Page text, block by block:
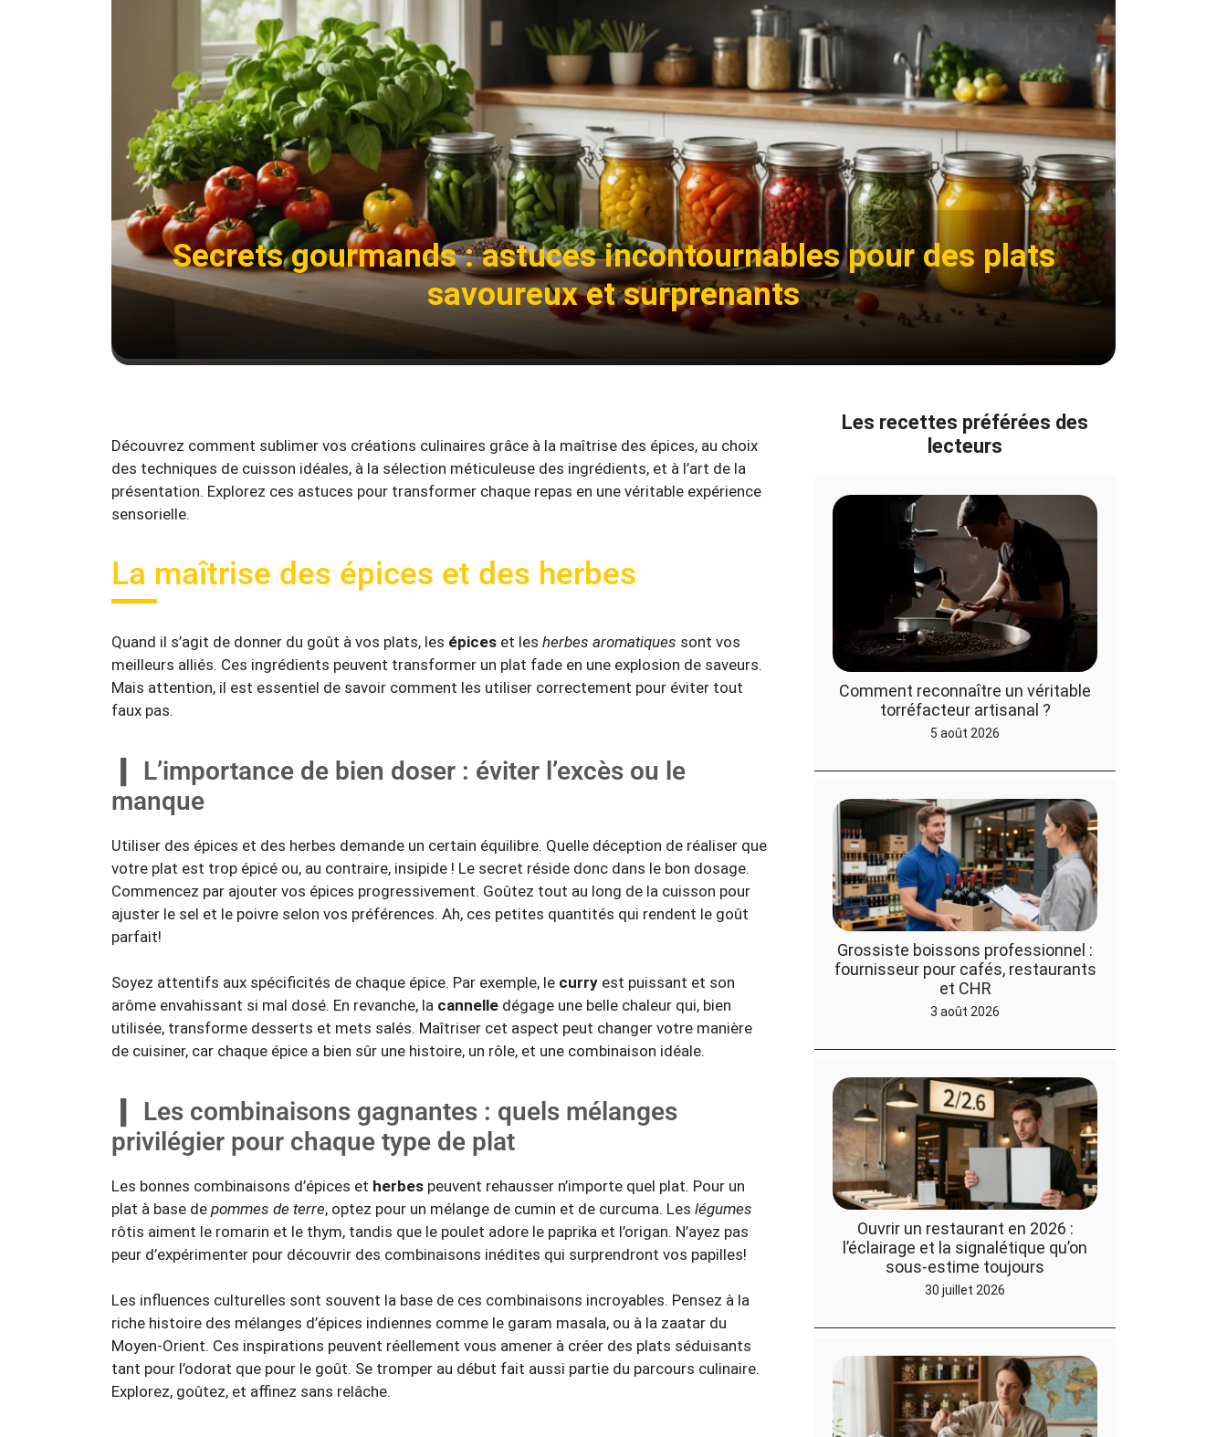
Secrets gourmands : astuces incontournables pour des plats
savoureux et surprenants
Découvrez comment sublimer vos créations culinaires grâce à la maîtrise des épices, au choix
des techniques de cuisson idéales, à la sélection méticuleuse des ingrédients, et à l’art de la
présentation. Explorez ces astuces pour transformer chaque repas en une véritable expérience
sensorielle.
La maîtrise des épices et des herbes
Quand il s’agit de donner du goût à vos plats, les épices et les herbes aromatiques sont vos
meilleurs alliés. Ces ingrédients peuvent transformer un plat fade en une explosion de saveurs.
Mais attention, il est essentiel de savoir comment les utiliser correctement pour éviter tout
faux pas.
L’importance de bien doser : éviter l’excès ou le
manque
Utiliser des épices et des herbes demande un certain équilibre. Quelle déception de réaliser que
votre plat est trop épicé ou, au contraire, insipide ! Le secret réside donc dans le bon dosage.
Commencez par ajouter vos épices progressivement. Goûtez tout au long de la cuisson pour
ajuster le sel et le poivre selon vos préférences. Ah, ces petites quantités qui rendent le goût
parfait!
Soyez attentifs aux spécificités de chaque épice. Par exemple, le curry est puissant et son
arôme envahissant si mal dosé. En revanche, la cannelle dégage une belle chaleur qui, bien
utilisée, transforme desserts et mets salés. Maîtriser cet aspect peut changer votre manière
de cuisiner, car chaque épice a bien sûr une histoire, un rôle, et une combinaison idéale.
Les combinaisons gagnantes : quels mélanges
privilégier pour chaque type de plat
Les bonnes combinaisons d’épices et herbes peuvent rehausser n’importe quel plat. Pour un
plat à base de pommes de terre, optez pour un mélange de cumin et de curcuma. Les légumes
rôtis aiment le romarin et le thym, tandis que le poulet adore le paprika et l’origan. N’ayez pas
peur d’expérimenter pour découvrir des combinaisons inédites qui surprendront vos papilles!
Les influences culturelles sont souvent la base de ces combinaisons incroyables. Pensez à la
riche histoire des mélanges d’épices indiennes comme le garam masala, ou à la zaatar du
Moyen-Orient. Ces inspirations peuvent réellement vous amener à créer des plats séduisants
tant pour l’odorat que pour le goût. Se tromper au début fait aussi partie du parcours culinaire.
Explorez, goûtez, et affinez sans relâche.
Les recettes préférées des
lecteurs
Comment reconnaître un véritable
torréfacteur artisanal ?
5 août 2026
Grossiste boissons professionnel :
fournisseur pour cafés, restaurants
et CHR
3 août 2026
Ouvrir un restaurant en 2026 :
l’éclairage et la signalétique qu’on
sous-estime toujours
30 juillet 2026